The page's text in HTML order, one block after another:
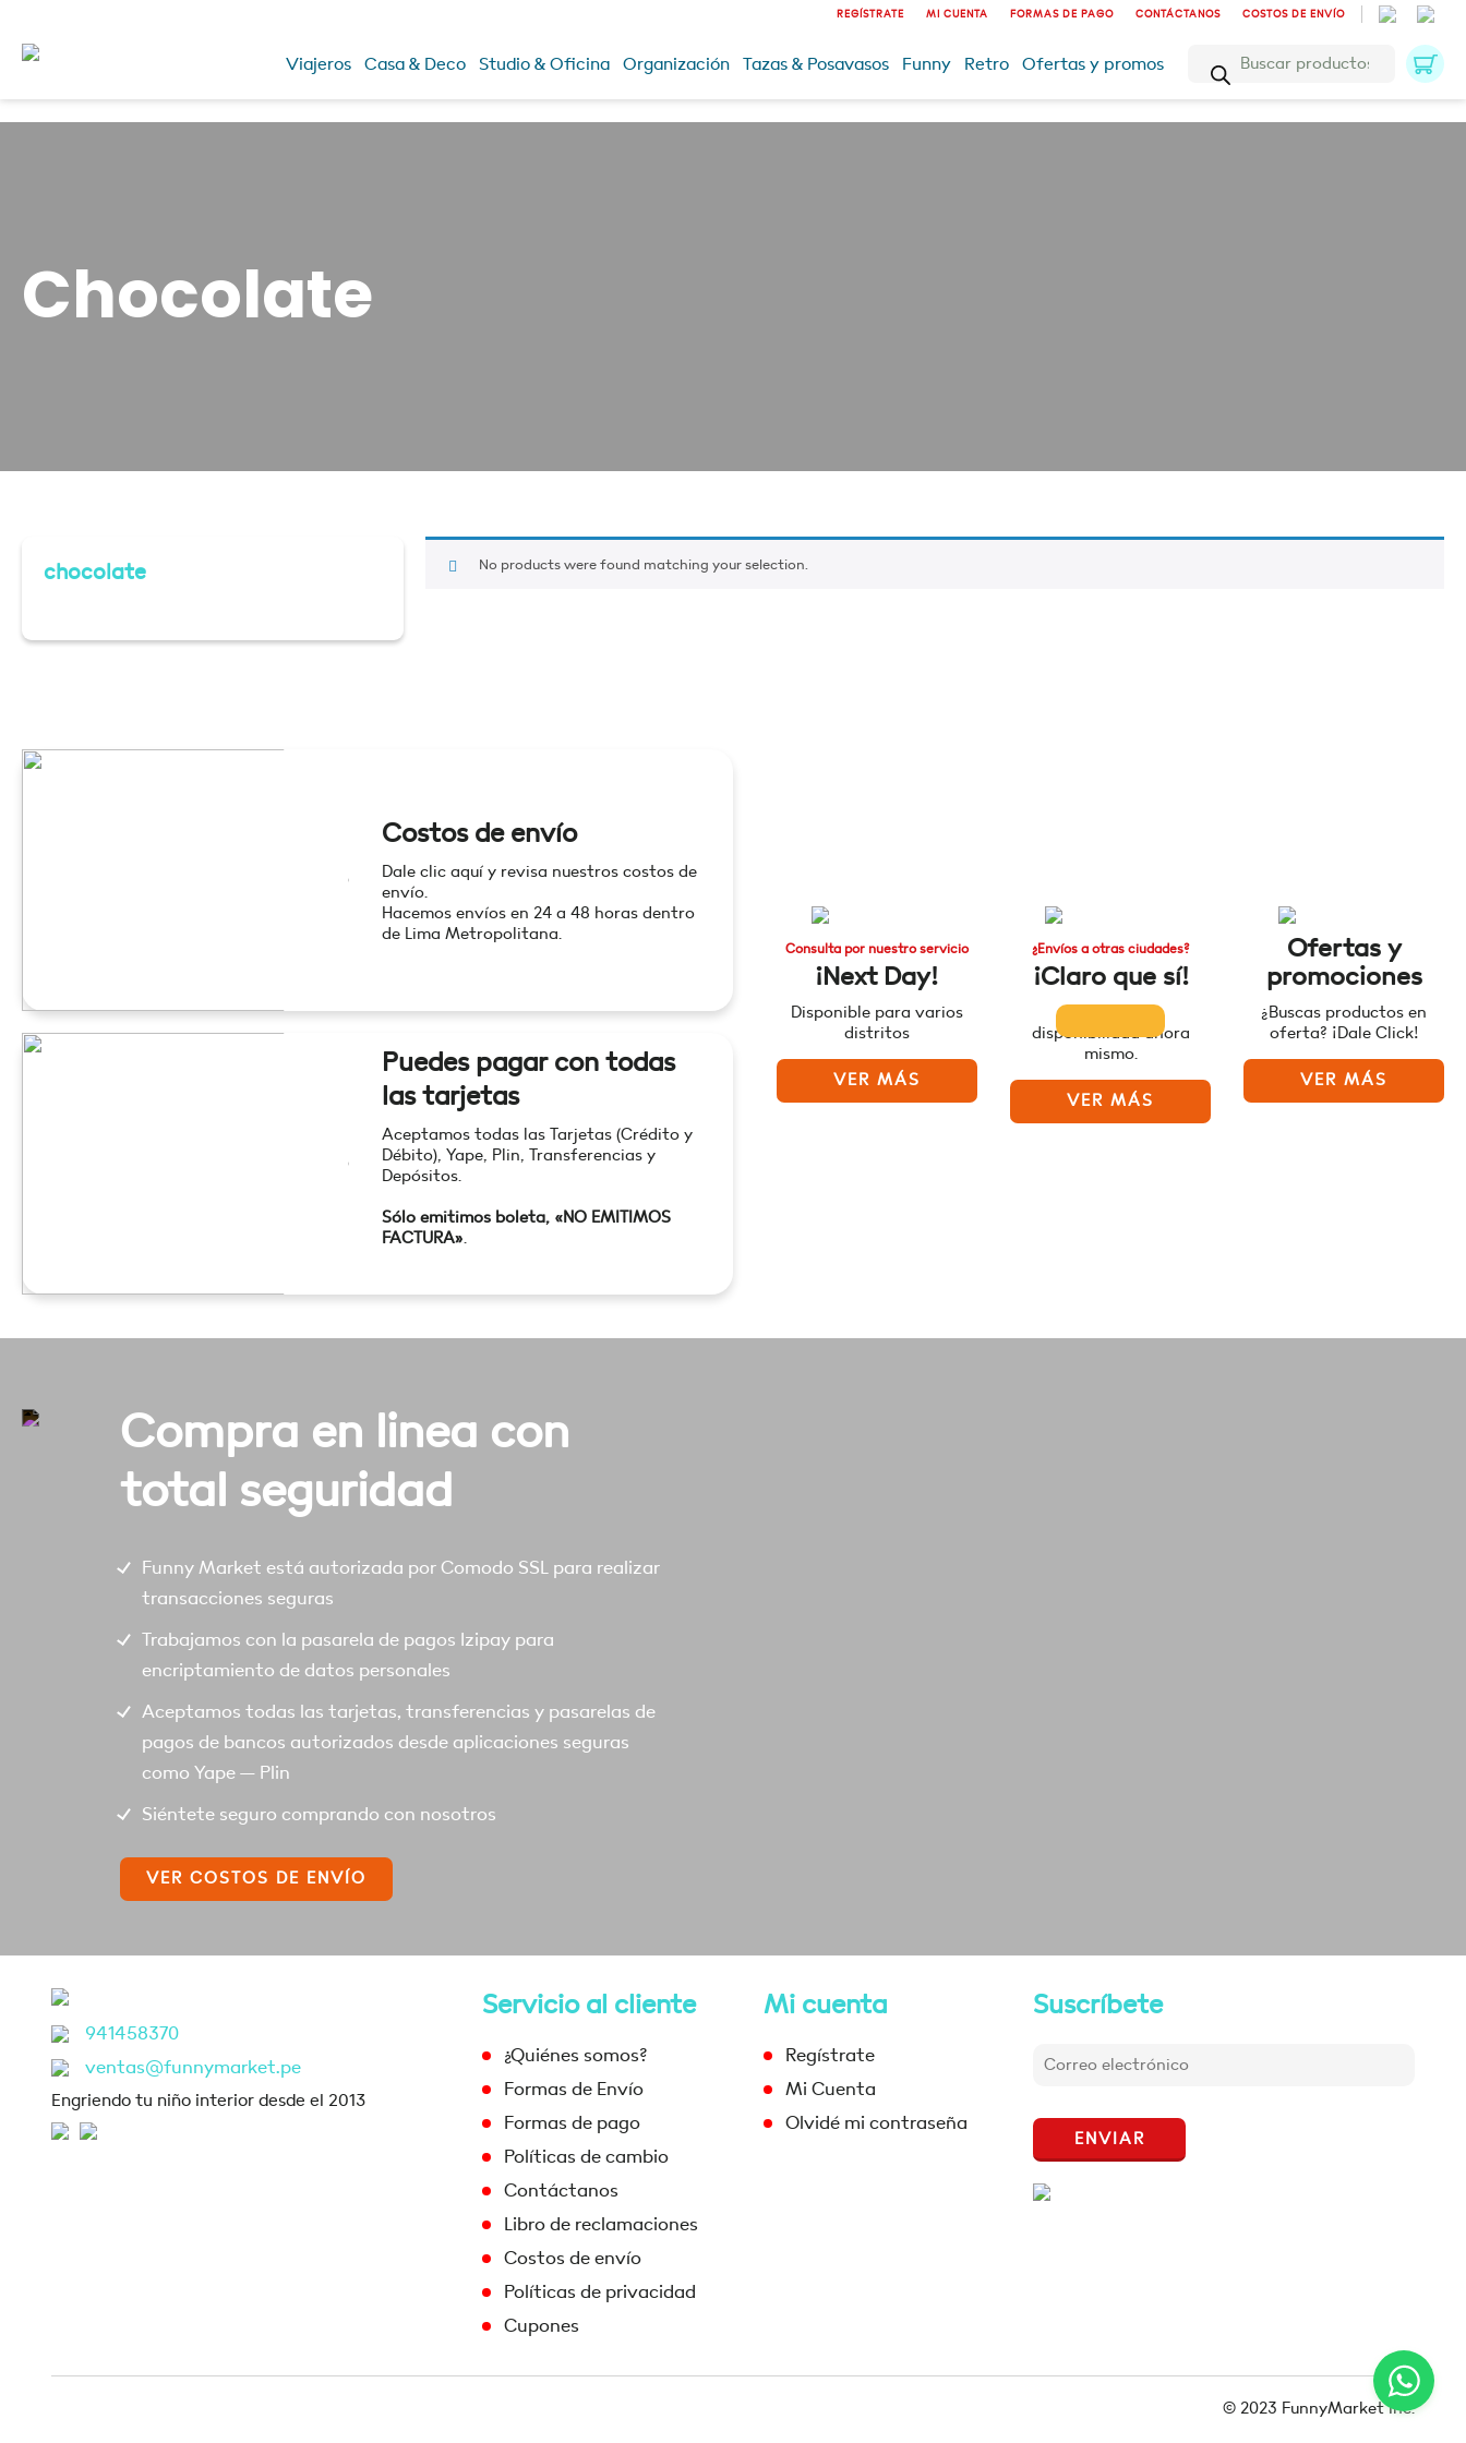
REGÍSTRATE MI CUENTA FORMAS DE PAGO CONTÁCTANOS COSTOS DE ENVÍO
Viajeros Casa & Deco Studio & Oficina Organización Tazas & Posavasos Funny Retro Ofertas y promos
Búsqueda
productos
Chocolate
chocolate No products were found matching your selection.
Costos de envío
Dale clic aquí y revisa nuestros costos de
envío.
Hacemos envíos en 24 a 48 horas dentro
de Lima Metropolitana.
Puedes pagar con todas
las tarjetas
Aceptamos todas las Tarjetas (Crédito y
Débito), Yape, Plin, Transferencias y
Depósitos.
Sólo emitimos boleta, «NO EMITIMOS
FACTURA».
Consulta por nuestro servicio
¡Next Day!
Disponible para varios
distritos
VER MÁS
¿Envíos a otras ciudades?
¡Claro que sí!
disponibilidad ahora
mismo.
VER MÁS
Ofertas y
promociones
¿Buscas productos en
oferta? ¡Dale Click!
VER MÁS
Compra en linea con
total seguridad
Funny Market está autorizada por Comodo SSL para realizar
transacciones seguras
Trabajamos con la pasarela de pagos Izipay para
encriptamiento de datos personales
Aceptamos todas las tarjetas, transferencias y pasarelas de
pagos de bancos autorizados desde aplicaciones seguras
como Yape – Plin
Siéntete seguro comprando con nosotros
VER COSTOS DE ENVÍO
941458370
ventas@funnymarket.pe
Engriendo tu niño interior desde el 2013
Servicio al cliente
¿Quiénes somos?
Formas de Envío
Formas de pago
Políticas de cambio
Contáctanos
Libro de reclamaciones
Costos de envío
Políticas de privacidad
Cupones
Mi cuenta
Regístrate
Mi Cuenta
Olvidé mi contraseña
Suscríbete
ENVIAR
© 2023 FunnyMarket Inc.